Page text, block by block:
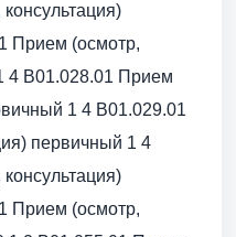
Прием (осмотр,
4 B01.028.01 Прием
1 4 B01.029.01
первичный 1 4
Прием (осмотр,